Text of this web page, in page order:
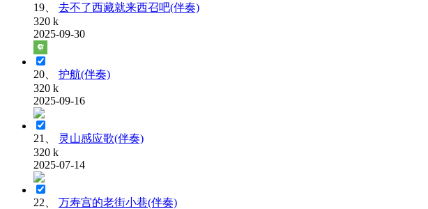
19、
去不了西藏就来西召吧(伴奏)
320 k
2025-09-30
20、
护航(伴奏)
320 k
2025-09-16
21、
灵山感应歌(伴奏)
320 k
2025-07-14
22、
万寿宫的老街小巷(伴奏)